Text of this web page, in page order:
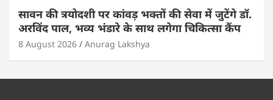
सावन की त्रयोदशी पर कांवड़ भक्तों की सेवा में जुटेंगे डॉ.
अरविंद पाल, भव्य भंडारे के साथ लगेगा चिकित्सा कैंप
8 August 2026 Anurag Lakshya